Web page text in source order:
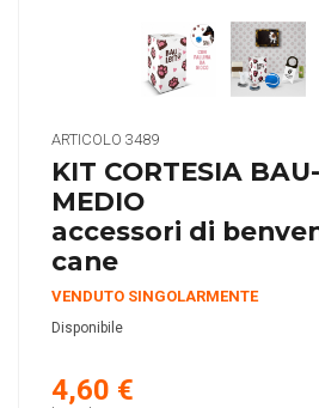
ARTICOLO 3489
KIT CORTESIA
MEDIO
accessori di
cane
VENDUTO SINGOLARMENTE
Disponibile
4,60 €